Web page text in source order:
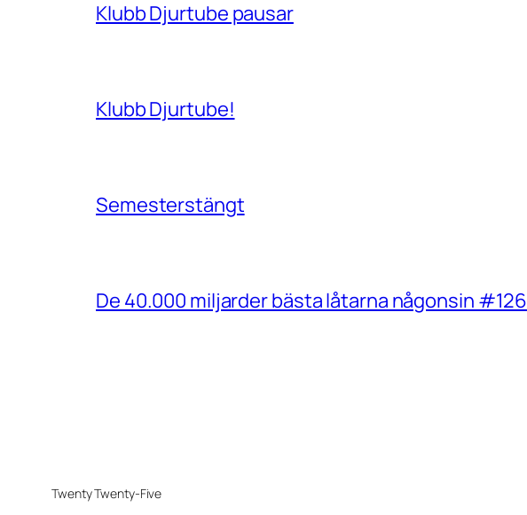
Klubb Djurtube pausar
Klubb Djurtube!
Semesterstängt
De 40.000 miljarder bästa låtarna någonsin #126
Twenty Twenty-Five